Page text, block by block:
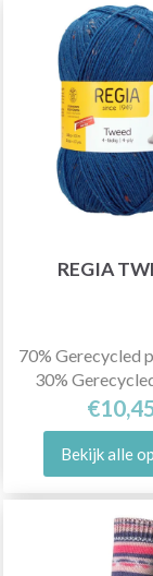
REGIA
70% Gerecycled
30%
Bekijk alle